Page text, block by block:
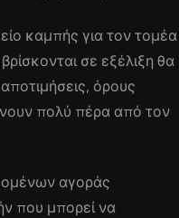
καμπής για τον τομέα
σε εξέλιξη θα
όρους
πολύ πέρα από τον
αγοράς
που μπορεί να